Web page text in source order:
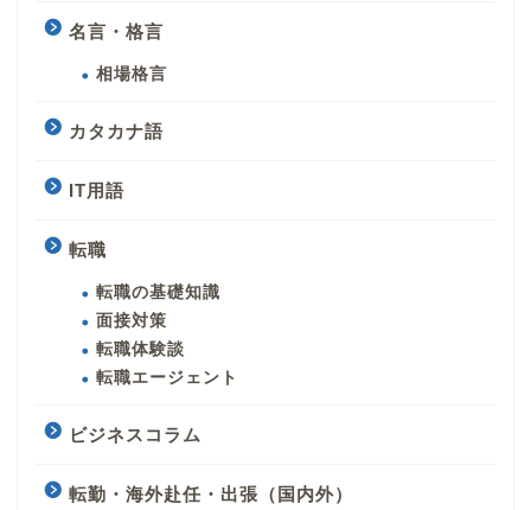
名言・格言
相場格言
カタカナ語
IT用語
転職
転職の基礎知識
面接対策
転職体験談
転職エージェント
ビジネスコラム
転勤・海外赴任・出張（国内外）